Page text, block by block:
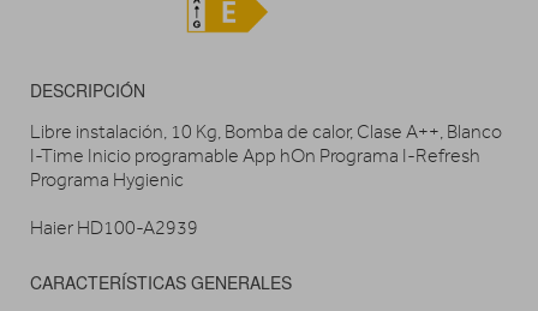
DESCRIPCIÓN
Libre instalación, 10 Kg, Bomba de calor, Clase A++, Blanco
I-Time Inicio programable App hOn Programa I-Refresh
Programa Hygienic
Haier HD100-A2939
CARACTERÍSTICAS GENERALES